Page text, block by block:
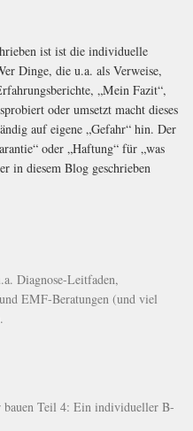
ist ist die individuelle
Dinge, die u.a. als Verweise,
„Mein Fazit“,
oder umsetzt macht dieses
auf eigene „Gefahr“ hin. Der
oder „Haftung“ für „was
in diesem Blog geschrieben
Diagnose-Leitfaden,
EMF-Beratungen (und viel
bauen Teil 4: Ein individueller B-